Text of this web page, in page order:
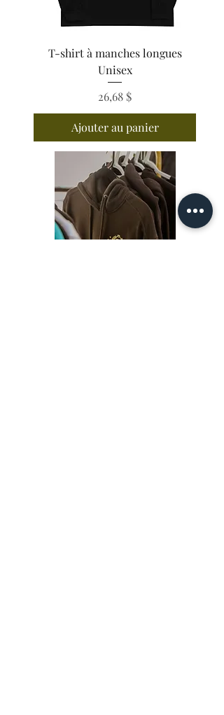
T-shirt à manches longues
Unisex
Prix
26,68 $
Ajouter au panier